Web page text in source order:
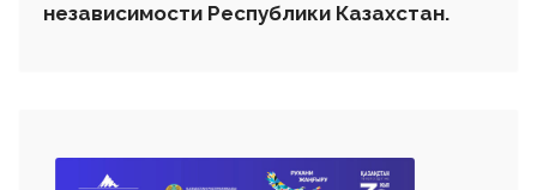
независимости Республики Казахстан.